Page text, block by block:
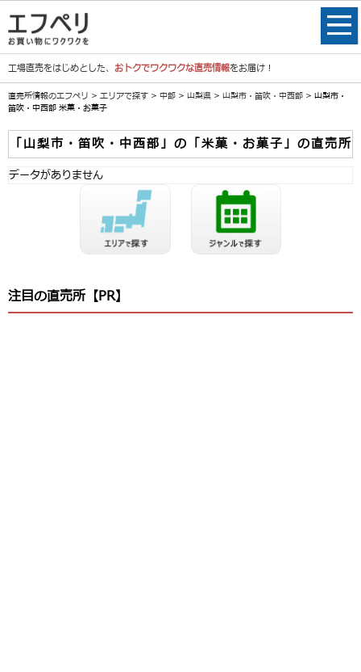
工場直売をはじめとした、 おトクでワクワクな直売情報をお届け！
直売所情報のエフペリ > エリアで探す > 中部 > 山梨県 > 山梨市・笛吹・中西部 > 山梨市・
笛吹・中西部 米菓・お菓子
「山梨市・笛吹・中西部」の「米菓・お菓子」の直売所
データがありません
注目の直売所【PR】